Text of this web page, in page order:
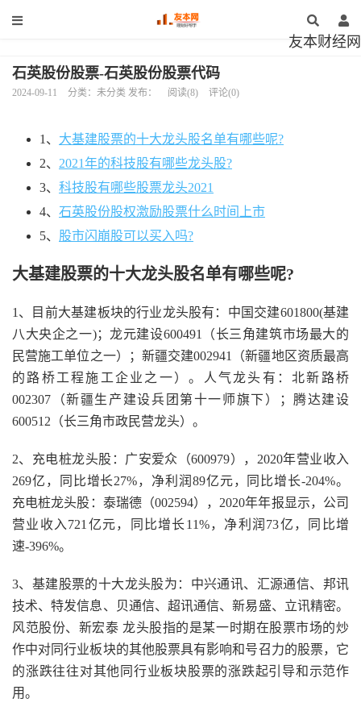
友本财经网
石英股份股票-石英股份股票代码
2024-09-11 分类：未分类 发布： 阅读(8) 评论(0)
1、 大基建股票的十大龙头股名单有哪些呢?
2、 2021年的科技股有哪些龙头股?
3、 科技股有哪些股票龙头2021
4、 石英股份股权激励股票什么时间上市
5、 股市闪崩股可以买入吗?
大基建股票的十大龙头股名单有哪些呢?
1、目前大基建板块的行业龙头股有：中国交建601800(基建
八大央企之一)；龙元建设600491（长三角建筑市场最大的
民营施工单位之一）；新疆交建002941（新疆地区资质最高
的路桥工程施工企业之一）。人气龙头有：北新路桥
002307（新疆生产建设兵团第十一师旗下）；腾达建设
600512（长三角市政民营龙头）。
2、充电桩龙头股：广安爱众（600979），2020年营业收入
269亿，同比增长27%，净利润89亿元，同比增长-204%。
充电桩龙头股：泰瑞德（002594），2020年年报显示，公司
营业收入721亿元，同比增长11%，净利润73亿，同比增
速-396%。
3、基建股票的十大龙头股为：中兴通讯、汇源通信、邦讯
技术、特发信息、贝通信、超讯通信、新易盛、立讯精密。
风范股份、新宏泰 龙头股指的是某一时期在股票市场的炒
作中对同行业板块的其他股票具有影响和号召力的股票，它
的涨跌往往对其他同行业板块股票的涨跌起引导和示范作
用。